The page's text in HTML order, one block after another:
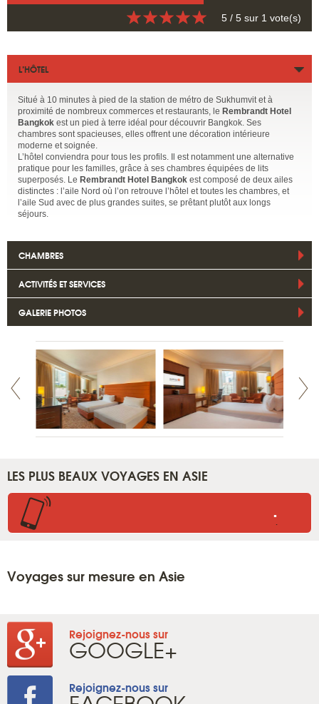
5 / 5 sur 1 vote(s)
L’HÔTEL
Situé à 10 minutes à pied de la station de métro de Sukhumvit et à
proximité de nombreux commerces et restaurants, le Rembrandt Hotel
Bangkok est un pied à terre idéal pour découvrir Bangkok. Ses
chambres sont spacieuses, elles offrent une décoration intérieure
moderne et soignée.
L’hôtel conviendra pour tous les profils. Il est notamment une alternative
pratique pour les familles, grâce à ses chambres équipées de lits
superposés. Le Rembrandt Hotel Bangkok est composé de deux ailes
distinctes : l’aile Nord où l’on retrouve l’hôtel et toutes les chambres, et
l’aile Sud avec de plus grandes suites, se prêtant plutôt aux longs
séjours.
CHAMBRES
ACTIVITÉS ET SERVICES
GALERIE PHOTOS
LES PLUS BEAUX VOYAGES EN ASIE
..
Voyages sur mesure en Asie
Rejoignez-nous sur
GOOGLE+
Rejoignez-nous sur